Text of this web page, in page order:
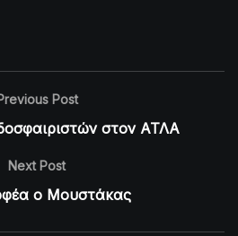
Post
στον ΑΤΛΑ
Next Post
ο Μουστάκας